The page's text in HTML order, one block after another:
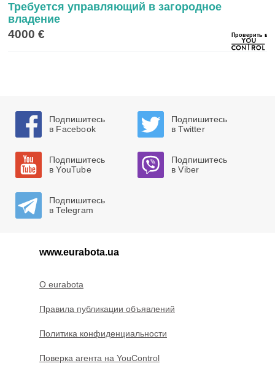
Требуется управляющий в загородное
владение
4000 €
Подпишитесь
в Facebook
Подпишитесь
в Twitter
Подпишитесь
в YouTube
Подпишитесь
в Viber
Подпишитесь
в Telegram
www.eurabota.ua
O eurabota
Правила публикации объявлений
Политика конфиденциальности
Поверка агента на YouControl